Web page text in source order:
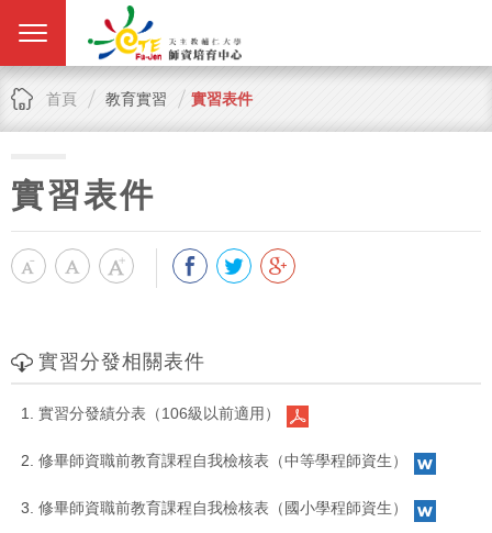
首頁 教育實習 實習表件
實習表件
實習分發相關表件
實習分發績分表（106級以前適用）
修畢師資職前教育課程自我檢核表（中等學程師資生）
修畢師資職前教育課程自我檢核表（國小學程師資生）